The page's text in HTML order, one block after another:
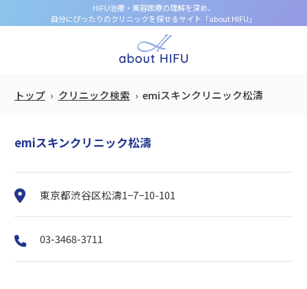
HIFU治療・美容医療の理解を深め、
自分にぴったりのクリニックを探せるサイト「about HIFU」
トップ クリニック検索 emiスキンクリニック松濤
emiスキンクリニック松濤
東京都渋谷区松濤1−7−10-101
03-3468-3711